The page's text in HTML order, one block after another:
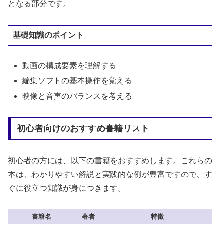
となる部分です。
基礎知識のポイント
動画の構成要素を理解する
編集ソフトの基本操作を覚える
映像と音声のバランスを考える
初心者向けのおすすめ書籍リスト
初心者の方には、以下の書籍をおすすめします。これらの
本は、わかりやすい解説と実践的な例が豊富ですので、す
ぐに役立つ知識が身につきます。
書籍名 著者 特徴